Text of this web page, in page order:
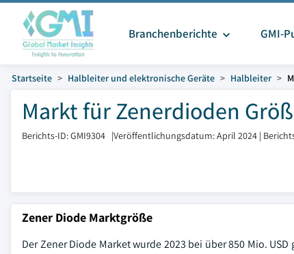
Branchenberichte GMI-
Startseite Halbleiter und elektronische Geräte Halbleiter
Markt für Zenerdioden
Berichts-ID: GMI9304 |Veröffentlichungsdatum: April 2024 |
Zener Diode Marktgröße
Der Zener Diode Market wurde 2023 bei über 850 Mio.